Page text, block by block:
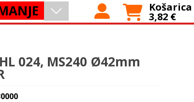
Košarica
3,82 €
024, MS240 Ø42mm